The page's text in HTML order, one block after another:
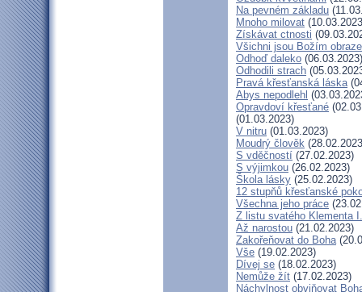
Na pevném základu
Mnoho milovat
Získávat ctnosti
Všichni jsou Božím
Odhoď daleko (06.03.2023)
Odhodili strach
Pravá křesťanská láska
Abys nepodlehl
Opravdoví křesťané
(01.03.2023)
V nitru (01.03.2023)
Moudrý člověk
S vděčností (27.02.2023)
S výjimkou (26.02.2023)
Škola lásky (25.02.2023)
12 stupňů křesťanské
Všechna jeho práce
Z listu svatého Klementa I.
Až narostou (21.02.2023)
Zakořeňovat do Boha
Vše (19.02.2023)
Dívej se (18.02.2023)
Nemůže žít (17.02.2023)
Náchylnost obviňovat